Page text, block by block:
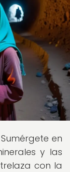
en
y las
con la